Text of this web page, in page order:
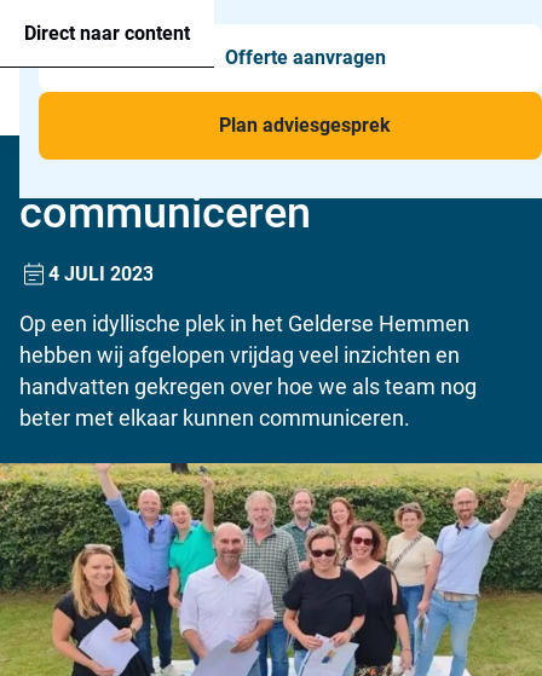
Direct naar content
Menu
Agressie alarmering
Man-down & BHV Alarmering
Voor wie
Toepassingen
Offerte aanvragen
Plan adviesgesprek
Nog beter met elkaar
communiceren
4 JULI 2023
Op een idyllische plek in het Gelderse Hemmen
hebben wij afgelopen vrijdag veel inzichten en
handvatten gekregen over hoe we als team nog
beter met elkaar kunnen communiceren.